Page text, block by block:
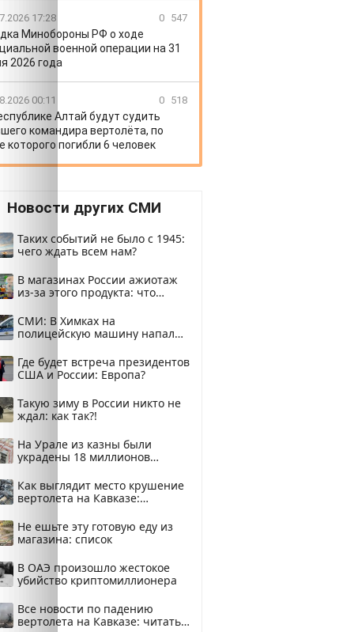
17:28 0 547
Минобороны РФ о ходе
военной операции на 31
2026 года
00:11 0 518
Алтай будут судить
командира вертолёта, по
которого погибли 6 человек
Новости других СМИ
Таких событий не было с 1945:
чего ждать всем нам?
В магазинах России ажиотаж
из-за этого продукта: что
СМИ: В Химках на
полицейскую машину напали
Где будет встреча президентов
США и России: Европа?
Такую зиму в России никто не
ждал: как так?!
На Урале из казны были
украдены 18 миллионов
Как выглядит место крушение
вертолета на Кавказе:
Не ешьте эту готовую еду из
магазина: список
В ОАЭ произошло жестокое
убийство криптомиллионера
Все новости по падению
вертолета на Кавказе: читать